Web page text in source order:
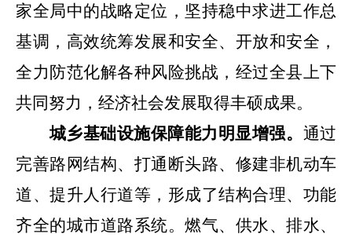
家全局中的战略定位，坚持稳中求进工作总
基调，高效统筹发展和安全、开放和安全，
全力防范化解各种风险挑战，经过全县上下
共同努力，经济社会发展取得丰硕成果。
城乡基础设施保障能力明显增强。 通过
完善路网结构、打通断头路、修建非机动车
道、提升人行道等，形成了结构合理、功能
齐全的城市道路系统。燃气、供水、排水、